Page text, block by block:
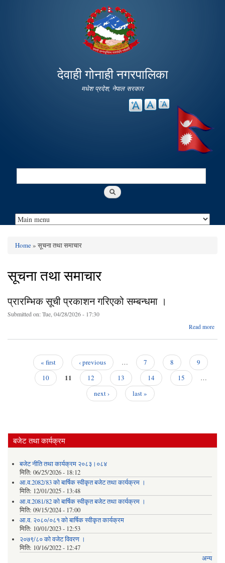
main
content
देवाही गोनाही नगरपालिका
मधेश प्रदेश, नेपाल सरकार
Search
You are here
Home» सूचना तथा समाचार
सूचना तथा समाचार
प्रारम्भिक सूची प्रकाशन गरिएको सम्बन्धमा ।
Submitted on:Tue, 04/28/2026 - 17:30
Read more
« first ‹ previous … 7 8
9
10
11 12 13 14 15
…
next ›
last »
बजेट तथा कार्यक्रम
बजेट नीति तथा कार्यक्रम २०८३।०८४
मिति: 06/25/2026 - 18:12
आ.व.2082/83 को बार्षिक स्वीकृत बजेट तथा कार्यक्रम ।
मिति: 12/01/2025 - 13:48
आ.व.2081/82 को बार्षिक स्वीकृत बजेट तथा कार्यक्रम ।
मिति: 09/15/2024 - 17:00
आ.व. २०८०/०८१ को बार्षिक स्वीकृत कार्यक्रम
मिति: 10/01/2023 - 12:53
२०७९/८० को वजेट विवरण ।
मिति: 10/16/2022 - 12:47
अन्य